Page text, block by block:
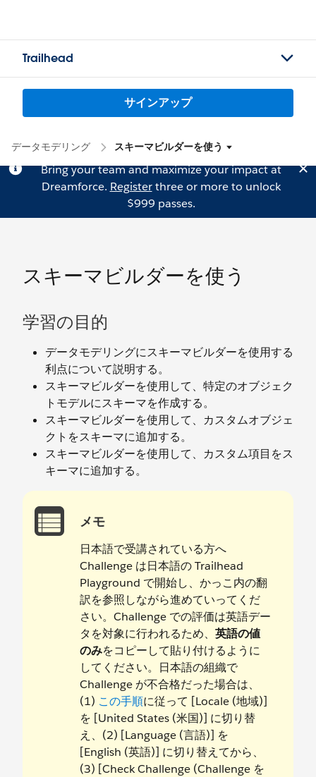
Trailhead
サインアップ
データモデリング スキーマビルダーを使う
Bring your team and maximize your impact at
Dreamforce. Registerthree or more to unlock
$999 passes.
スキーマビルダーを使う
学習の目的
データモデリングにスキーマビルダーを使用する
利点について説明する。
スキーマビルダーを使用して、特定のオブジェク
トモデルにスキーマを作成する。
スキーマビルダーを使用して、カスタムオブジェ
クトをスキーマに追加する。
スキーマビルダーを使用して、カスタム項目をス
キーマに追加する。
メモ
日本語で受講されている方へ
Challenge は日本語の Trailhead
Playground で開始し、かっこ内の翻
訳を参照しながら進めていってくだ
さい。Challenge での評価は英語デー
タを対象に行われるため、 英語の値
のみをコピーして貼り付けるように
してください。日本語の組織で
Challenge が不合格だった場合は、
(1) この手順に従って [Locale (地域)]
を [United States (米国)] に切り替
え、(2) [Language (言語)] を
[English (英語)] に切り替えてから、
(3) [Check Challenge (Challenge を